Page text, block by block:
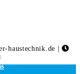
haustechnik.de |